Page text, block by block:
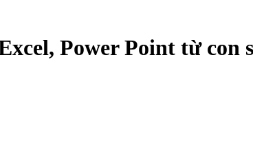
Power Point từ con